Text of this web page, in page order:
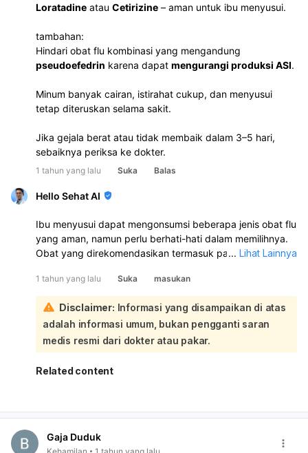
Loratadine atau Cetirizine – aman untuk ibu menyusui.
tambahan:
Hindari obat flu kombinasi yang mengandung
pseudoefedrin karena dapat mengurangi produksi ASI.
Minum banyak cairan, istirahat cukup, dan menyusui
tetap diteruskan selama sakit.
Jika gejala berat atau tidak membaik dalam 3–5 hari,
sebaiknya periksa ke dokter.
1 tahun yang lalu Suka Balas
Hello Sehat AI
Ibu menyusui dapat mengonsumsi beberapa jenis obat flu
yang aman, namun perlu berhati-hati dalam memilihnya.
Obat yang direkomendasikan termasuk paracetamol atau
dan nyeri, serta dekongestan untuk mengatasi hidung
tersumbat. Namun, sebaiknya pilih obat yang hanya
mengandung satu bahan aktif dan hindari obat kombinasi
yang mungkin mengandung zat yang tidak aman.:
Antihistamin seperti loratadine dan fexofenadine juga
dapat digunakan, karena tidak menyebabkan kantuk dan
dianggap aman untuk ibu menyusui. Penting untuk selalu
ibu menyusui juga mengonsumsi obat lain. Pastikan untuk
untuk menghindari efek samping yang tidak diinginkan.
... Lihat Lainnya
1 tahun yang lalu Suka masukan
Disclaimer: Informasi yang disampaikan di atas
adalah informasi umum, bukan pengganti saran
medis resmi dari dokter atau pakar.
Related content
Gaja Duduk